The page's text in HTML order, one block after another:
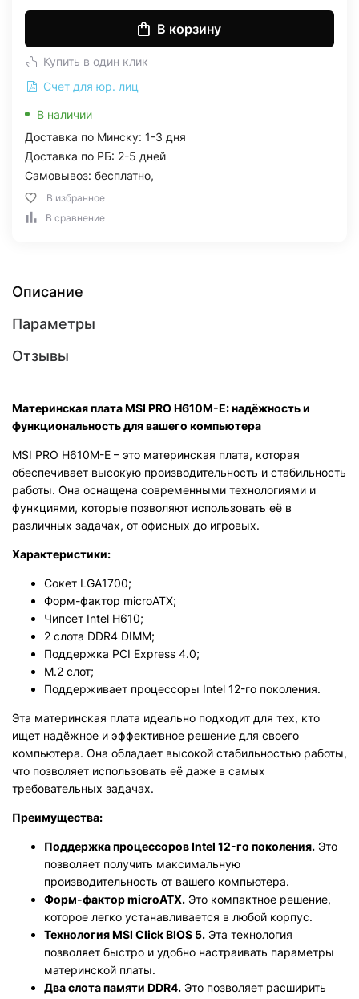
В корзину
Купить в один клик
Счет для юр. лиц
В наличии
Доставка по Минску: 1-3 дня
Доставка по РБ: 2-5 дней
Самовывоз: бесплатно,
В избранное
В сравнение
Описание
Параметры
Отзывы
Материнская плата MSI PRO H610M-E: надёжность и
функциональность для вашего компьютера
MSI PRO H610M-E – это материнская плата, которая
обеспечивает высокую производительность и стабильность
работы. Она оснащена современными технологиями и
функциями, которые позволяют использовать её в
различных задачах, от офисных до игровых.
Характеристики:
Сокет LGA1700;
Форм-фактор microATX;
Чипсет Intel H610;
2 слота DDR4 DIMM;
Поддержка PCI Express 4.0;
M.2 слот;
Поддерживает процессоры Intel 12-го поколения.
Эта материнская плата идеально подходит для тех, кто
ищет надёжное и эффективное решение для своего
компьютера. Она обладает высокой стабильностью работы,
что позволяет использовать её даже в самых
требовательных задачах.
Преимущества:
Поддержка процессоров Intel 12-го поколения. Это
позволяет получить максимальную
производительность от вашего компьютера.
Форм-фактор microATX. Это компактное решение,
которое легко устанавливается в любой корпус.
Технология MSI Click BIOS 5. Эта технология
позволяет быстро и удобно настраивать параметры
материнской платы.
Два слота памяти DDR4. Это позволяет расширить